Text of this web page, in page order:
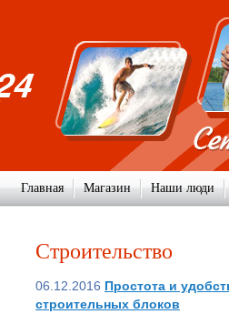
Главная Магазин Наши люди
Строительство
06.12.2016 Простота и
строительных блоков